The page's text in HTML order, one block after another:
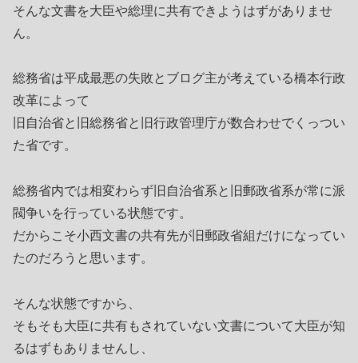
そんな文書を大臣や総理に共有できようはずがありませ
ん。
総務省は平成最悪の失敗とブログ主が考えている橋本行政
改革によって
旧自治省と旧総務省と旧行政管理庁が数合わせでくっつい
た省です。
総務省内では相変わらず旧自治省系と旧郵政省系が常に派
閥争いを行っている状態です。
だからこそ小西文書の共有先が旧郵政省組だけになってい
たのだろうと思います。
そんな状態ですから、
そもそも大臣に共有もされていない文書について大臣が知
るはずもありませんし、